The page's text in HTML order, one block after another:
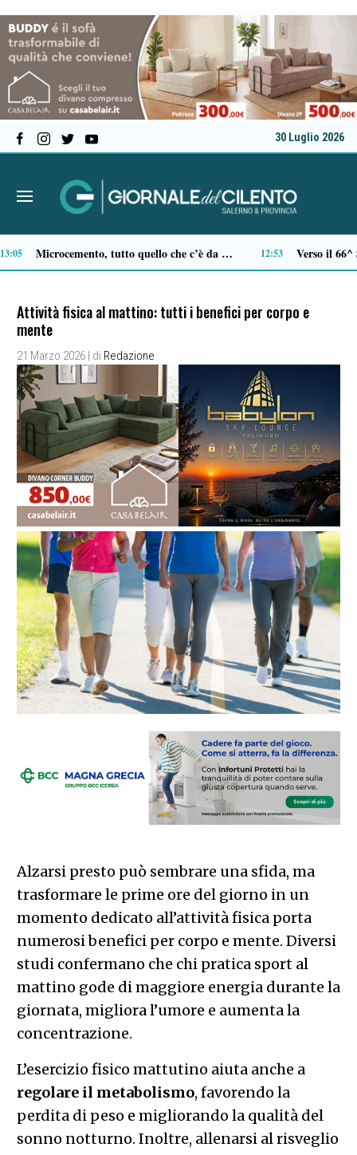
30 Luglio 2026
Al Festival dell’Aspide arriva “Il tempo delle radici”: un cammino immersivo tra memoria, mindfulness e sapori
Attività fisica al mattino: tutti i benefici per corpo e
mente
21 Marzo 2026 | di Redazione
Alzarsi presto può sembrare una sfida, ma
trasformare le prime ore del giorno in un
momento dedicato all’attività fisica porta
numerosi benefici per corpo e mente. Diversi
studi confermano che chi pratica sport al
mattino gode di maggiore energia durante la
giornata, migliora l’umore e aumenta la
concentrazione.
L’esercizio fisico mattutino aiuta anche a
regolare il metabolismo, favorendo la
perdita di peso e migliorando la qualità del
sonno notturno. Inoltre, allenarsi al risveglio